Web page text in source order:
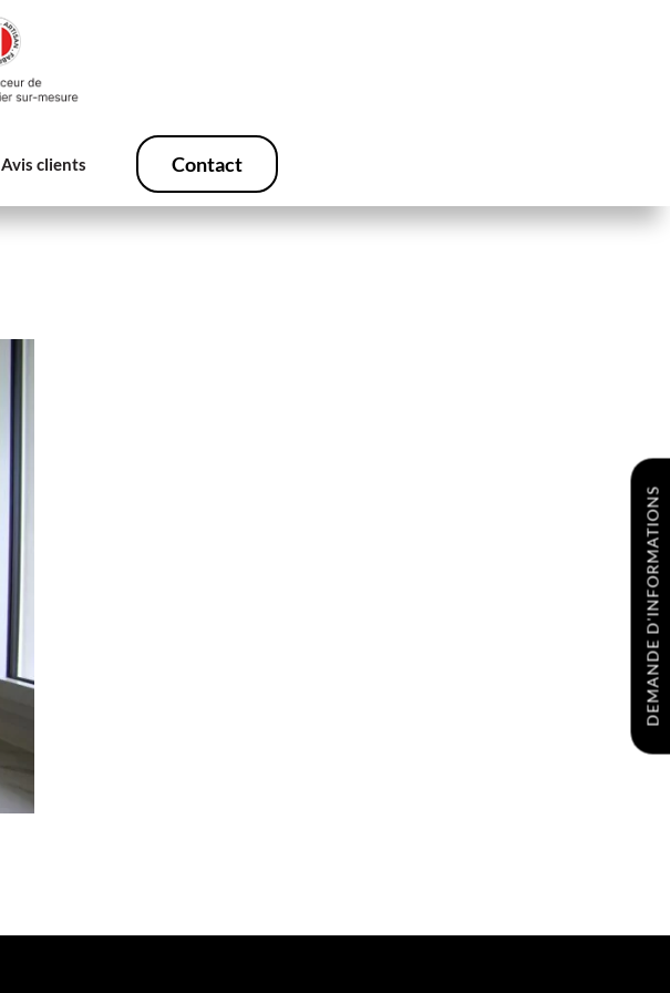
Avis clients Contact
DEMANDE D'INFORMATIONS